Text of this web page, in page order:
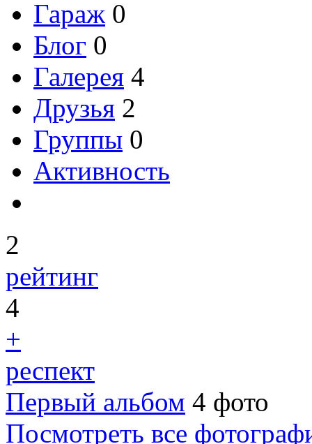
Гараж 0
Блог 0
Галерея 4
Друзья 2
Группы 0
Активность
2
рейтинг
4
+
респект
Первый альбом 4 фото
Посмотреть все